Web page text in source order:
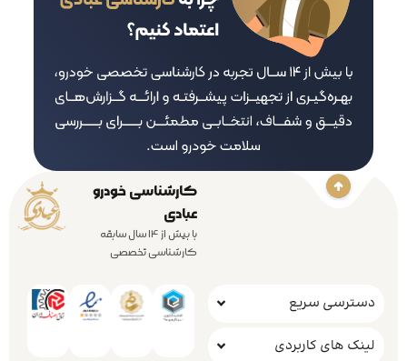
کارشناسی خودرو
عبادی
با بیش از 14 سال سابقه
کارشناسی تخصصی
دسترسی سریع
لینک های کاربردی